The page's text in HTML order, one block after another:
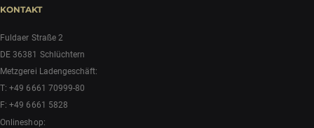
KONTAKT
Fuldaer Straße 2
DE 36381 Schlüchtern
Metzgerei Ladengeschäft:
T:+49 6661 70999-80
F: +49 6661 5828
Onlineshop: